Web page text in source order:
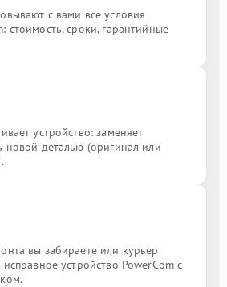
с вами все условия
стоимость, сроки, гарантийные
устройство: заменяет
новой деталью (оригинал или
вы забираете или курьер
устройство PowerCom с